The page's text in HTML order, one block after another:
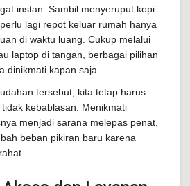
instan. Sambil menyeruput kopi
lagi repot keluar rumah hanya
di waktu luang. Cukup melalui
laptop di tangan, berbagai pilihan
dinikmati kapan saja.
tersebut, kita tetap harus
kebablasan. Menikmati
menjadi sarana melepas penat,
beban pikiran baru karena